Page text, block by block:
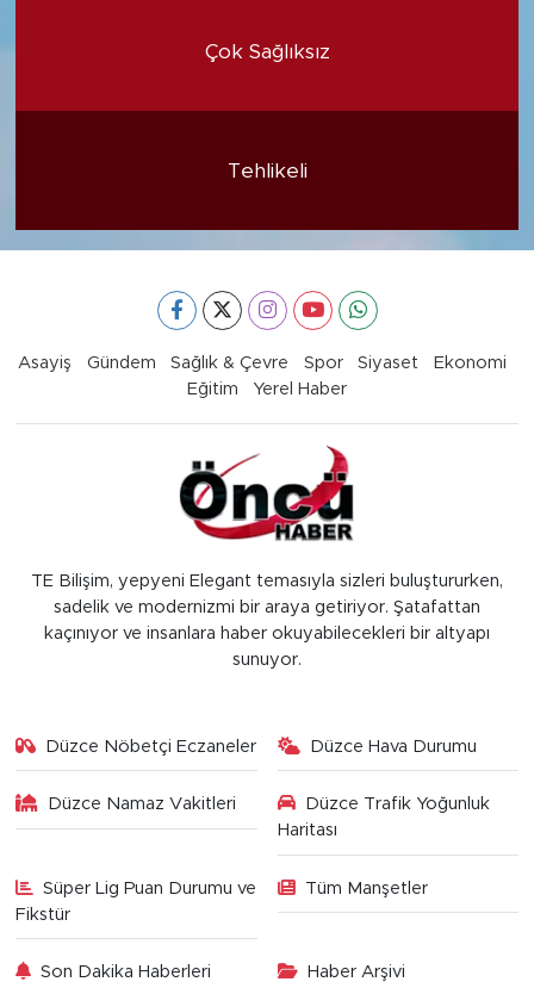
Çok Sağlıksız
Tehlikeli
Asayiş Gündem Sağlık & Çevre Spor Siyaset
Ekonomi
Eğitim
Yerel Haber
TE Bilişim, yepyeni Elegant temasıyla sizleri buluştururken,
sadelik ve modernizmi bir araya getiriyor. Şatafattan
kaçınıyor ve insanlara haber okuyabilecekleri bir altyapı
sunuyor.
Düzce Nöbetçi Eczaneler Düzce Hava Durumu
Düzce Namaz Vakitleri
Düzce Trafik Yoğunluk
Haritası
Süper Lig Puan Durumu ve
Fikstür
Tüm Manşetler
Son Dakika Haberleri Haber Arşivi